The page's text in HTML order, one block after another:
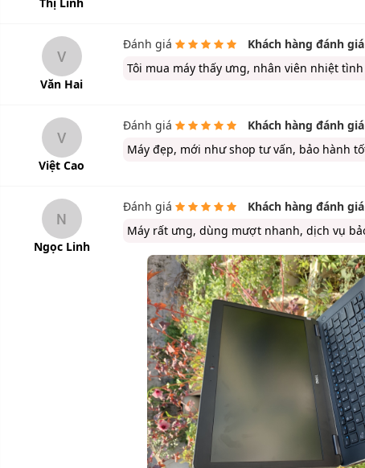
V
Văn Hai
Đánh giá
Khách hàng đánh giá
Tôi mua máy thấy ưng, nhân viên nhiệt
V
Việt Cao
Đánh giá
Khách hàng đánh giá
Máy đẹp, mới như shop tư vấn, bảo hành
N
Ngọc Linh
Đánh giá
Khách hàng đánh giá
Máy rất ưng, dùng mượt nhanh, dịch vụ